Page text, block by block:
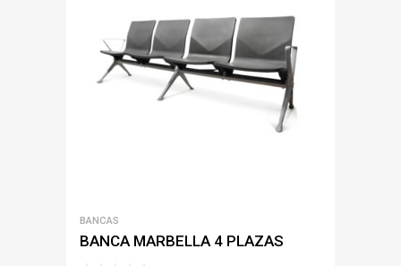
BANCAS
BANCA MARBELLA 4 PLAZAS